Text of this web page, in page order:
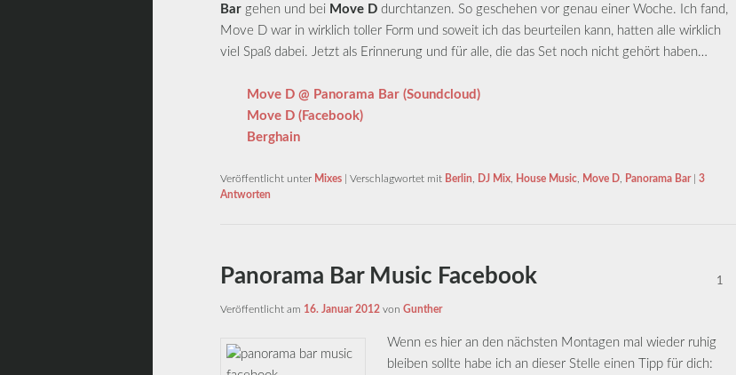
Bar gehen und bei Move D durchtanzen. So geschehen vor genau einer Woche. Ich fand,
Move D war in wirklich toller Form und soweit ich das beurteilen kann, hatten alle wirklich
viel Spaß dabei. Jetzt als Erinnerung und für alle, die das Set noch nicht gehört haben…
Move D @ Panorama Bar (Soundcloud)
Move D (Facebook)
Berghain
Veröffentlicht unter Mixes Verschlagwortet mit Berlin DJ Mix House Music Move D Panorama Bar
3
Antworten
Panorama Bar Music Facebook
Veröffentlicht am 16. Januar 2012 von Gunther
1
Wenn es hier an den nächsten Montagen mal wieder ruhig
bleiben sollte habe ich an dieser Stelle einen Tipp für dich: